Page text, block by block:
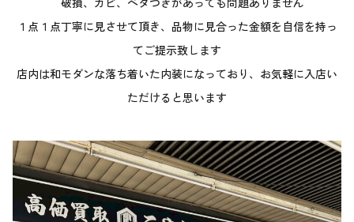
１点１点丁寧に見させて頂き、品物に見合った金額を自信を持っ
てご提示致します
店内は和モダンな落ち着いた内装になっており、お気軽に入店い
ただけると思います